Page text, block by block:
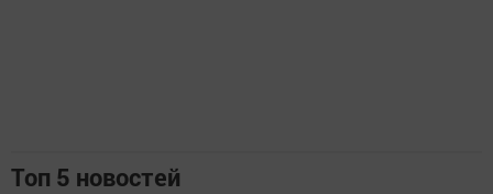
Топ 5 новостей